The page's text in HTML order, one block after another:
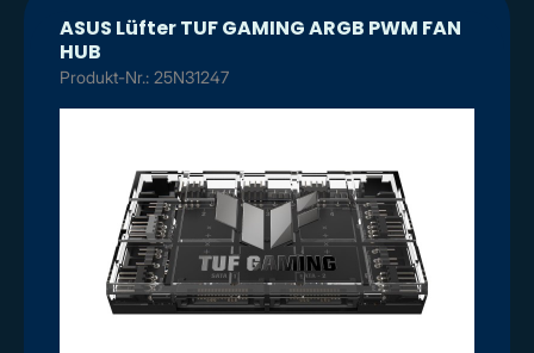
ASUS Lüfter TUF GAMING ARGB PWM FAN
HUB
Produkt-Nr.: 25N31247